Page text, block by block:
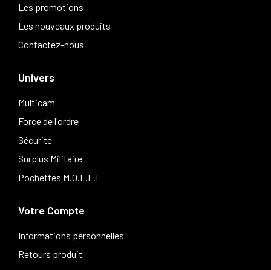
Les promotions
Les nouveaux produits
Contactez-nous
Univers
Multicam
Force de l'ordre
Sécurité
Surplus Militaire
Pochettes M.O.L.L.E
Votre Compte
Informations personnelles
Retours produit